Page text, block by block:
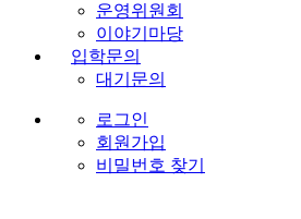
운영위원회
이야기마당
입학문의
대기문의
로그인
회원가입
비밀번호 찾기